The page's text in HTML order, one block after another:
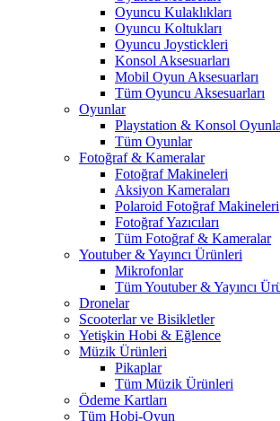
Oyuncu Kulaklıkları
Oyuncu Koltukları
Oyuncu Joystickleri
Konsol Aksesuarları
Mobil Oyun Aksesuarları
Tüm Oyuncu Aksesuarları
Oyunlar
Playstation & Konsol
Tüm Oyunlar
Fotoğraf & Kameralar
Fotoğraf Makineleri
Aksiyon Kameraları
Polaroid Fotoğraf Makineleri
Fotoğraf Yazıcıları
Tüm Fotoğraf & Kameralar
Youtuber & Yayıncı Ürünleri
Mikrofonlar
Tüm Youtuber & Yayıncı
Dronelar
Scooterlar ve Bisikletler
Yetişkin Hobi & Eğlence
Müzik Ürünleri
Pikaplar
Tüm Müzik Ürünleri
Ödeme Kartları
Tüm Hobi-Oyun